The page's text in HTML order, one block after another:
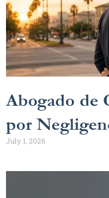
Abogado de
por
July 1, 2026